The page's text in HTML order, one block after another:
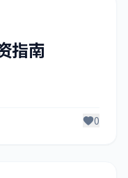
指南
0